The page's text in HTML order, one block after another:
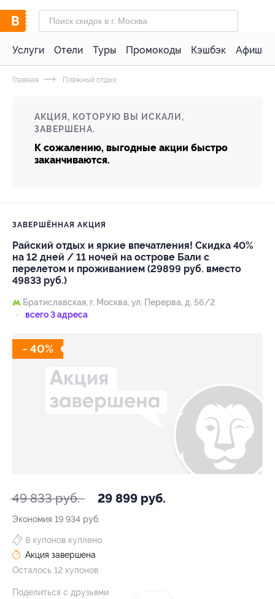
Услуги Отели Туры Промокоды Кэшбэк Афиша
Главная Пляжный отдых
АКЦИЯ, КОТОРУЮ ВЫ ИСКАЛИ,
ЗАВЕРШЕНА.
К сожалению, выгодные акции быстро
заканчиваются.
ЗАВЕРШЁННАЯ АКЦИЯ
Райский отдых и яркие впечатления! Скидка 40%
на 12 дней / 11 ночей на острове Бали с
перелетом и проживанием (29899 руб. вместо
49833 руб.)
Братиславская, г. Москва, ул. Перерва, д. 56/2
всего 3 адреса
- 40%
49 833 руб. 29 899 руб.
Экономия 19 934 руб.
8 купонов куплено
Акция завершена
Осталось 12 купонов
Поделиться с друзьями